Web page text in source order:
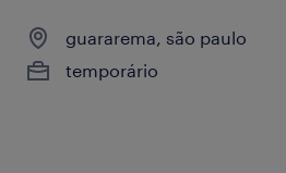
guararema, são paulo
temporário